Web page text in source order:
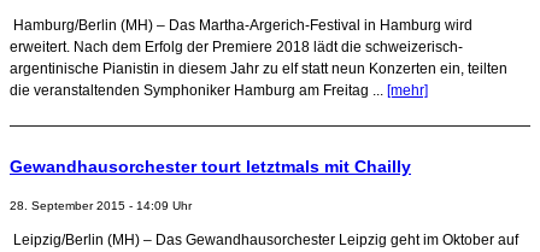
Hamburg/Berlin (MH) – Das Martha-Argerich-Festival in Hamburg wird
erweitert. Nach dem Erfolg der Premiere 2018 lädt die schweizerisch-
argentinische Pianistin in diesem Jahr zu elf statt neun Konzerten ein, teilten
die veranstaltenden Symphoniker Hamburg am Freitag ... [mehr]
Gewandhausorchester tourt letztmals mit Chailly
28. September 2015 - 14:09 Uhr
Leipzig/Berlin (MH) – Das Gewandhausorchester Leipzig geht im Oktober auf